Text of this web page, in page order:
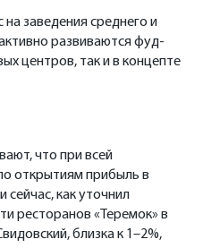
заведения среднего и
развиваются фуд-
центров, так и в концепте
что при всей
открытиям прибыль в
сейчас, как уточнил
ресторанов «Теремок» в
близка к 1–2%,